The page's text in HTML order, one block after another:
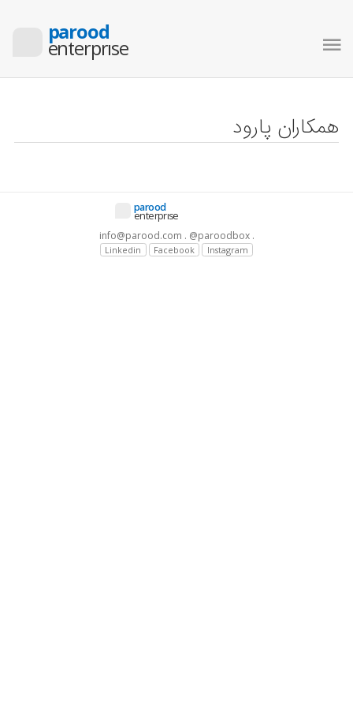
parood
enterprıse
همکاران پارود
parood
enterprıse
info@parood.com . @paroodbox .
Linkedin Facebook Instagram